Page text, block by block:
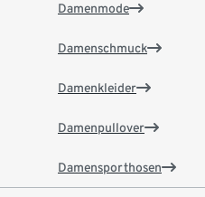
Damenmode
Damenschmuck
Damenkleider
Damenpullover
Damensporthosen